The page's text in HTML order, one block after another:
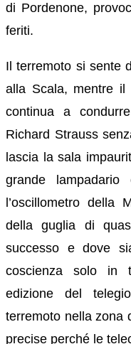
di Pordenone,
feriti.
Il terremoto si sente
alla Scala, mentre il
continua a
Richard Strauss
lascia la sala
grande
l’oscillometro della
della guglia di
successo e dove
coscienza solo in
edizione del
terremoto nella zona
precise perché le